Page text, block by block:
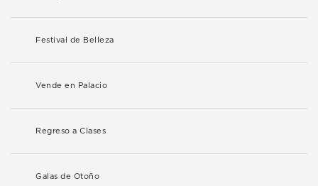
Festival de Belleza
Vende en Palacio
Regreso a Clases
Galas de Otoño